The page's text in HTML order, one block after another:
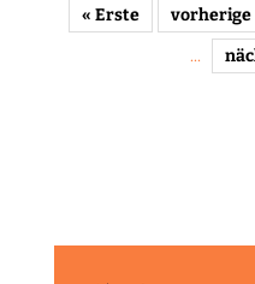
« Erste vorherige
...